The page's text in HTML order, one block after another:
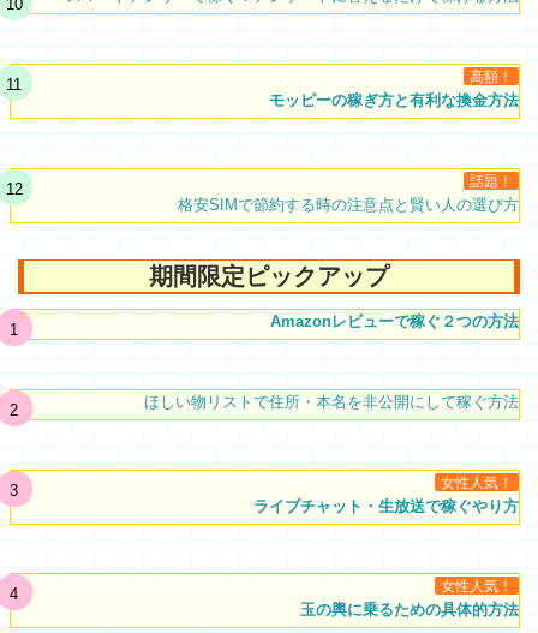
高額！
モッピーの稼ぎ方と有利な換金方法
話題！
格安SIMで節約する時の注意点と賢い人の選び方
期間限定ピックアップ
Amazonレビューで稼ぐ２つの方法
ほしい物リストで住所・本名を非公開にして稼ぐ方法
女性人気！
ライブチャット・生放送で稼ぐやり方
女性人気！
玉の輿に乗るための具体的方法